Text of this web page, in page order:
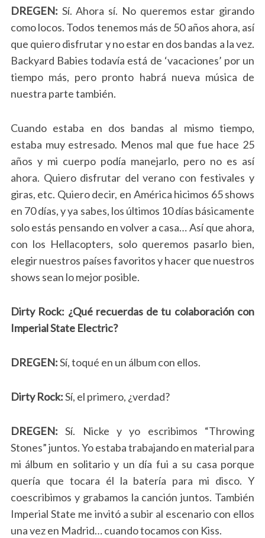
DREGEN: Sí. Ahora sí. No queremos estar girando
como locos. Todos tenemos más de 50 años ahora, así
que quiero disfrutar y no estar en dos bandas a la vez.
Backyard Babies todavía está de ‘vacaciones’ por un
tiempo más, pero pronto habrá nueva música de
nuestra parte también.
Cuando estaba en dos bandas al mismo tiempo,
estaba muy estresado. Menos mal que fue hace 25
años y mi cuerpo podía manejarlo, pero no es así
ahora. Quiero disfrutar del verano con festivales y
giras, etc. Quiero decir, en América hicimos 65 shows
en 70 días, y ya sabes, los últimos 10 días básicamente
solo estás pensando en volver a casa… Así que ahora,
con los Hellacopters, solo queremos pasarlo bien,
elegir nuestros países favoritos y hacer que nuestros
shows sean lo mejor posible.
Dirty Rock: ¿Qué recuerdas de tu colaboración con
Imperial State Electric?
DREGEN:Sí, toqué en un álbum con ellos.
Dirty Rock:Sí, el primero, ¿verdad?
DREGEN: Sí. Nicke y yo escribimos “Throwing
Stones” juntos. Yo estaba trabajando en material para
mi álbum en solitario y un día fui a su casa porque
quería que tocara él la batería para mi disco. Y
coescribimos y grabamos la canción juntos. También
Imperial State me invitó a subir al escenario con ellos
una vez en Madrid… cuando tocamos con Kiss.